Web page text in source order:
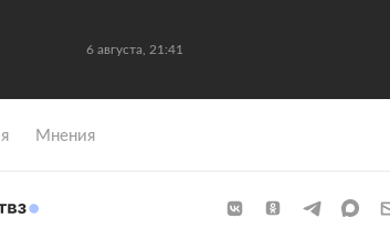
6 августа, 21:41
Мнения